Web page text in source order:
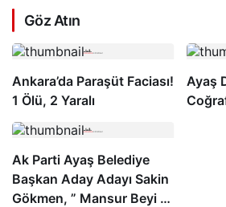
Göz Atın
Ankara’da Paraşüt Faciası!
1 Ölü, 2 Yaralı
Ayaş
Ak Parti Ayaş Belediye
Başkan Aday Adayı Sakin
Gökmen, ” Mansur Beyi 5